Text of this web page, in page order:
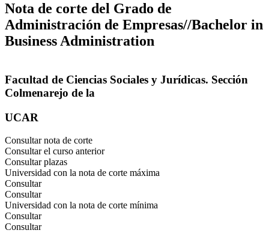
Nota de corte del Grado de
Administración de Empresas//Bachelor in
Business Administration
Facultad de Ciencias Sociales y Jurídicas. Sección
Colmenarejo de la
UCAR
Consultar nota de corte
Consultar el curso anterior
Consultar plazas
Universidad con la nota de corte máxima
Consultar
Consultar
Universidad con la nota de corte mínima
Consultar
Consultar